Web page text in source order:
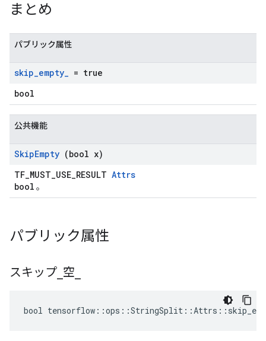
まとめ
パブリック属性
skip_empty_ = true
bool
公共機能
SkipEmpty (bool x)
TF_MUST_USE_RESULT Attrs
bool 。
パブリック属性
スキップ 空
bool